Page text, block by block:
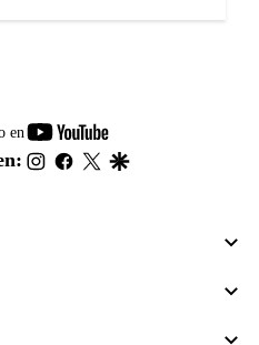
en
youtube-
footer
instagram
facebook
twitter